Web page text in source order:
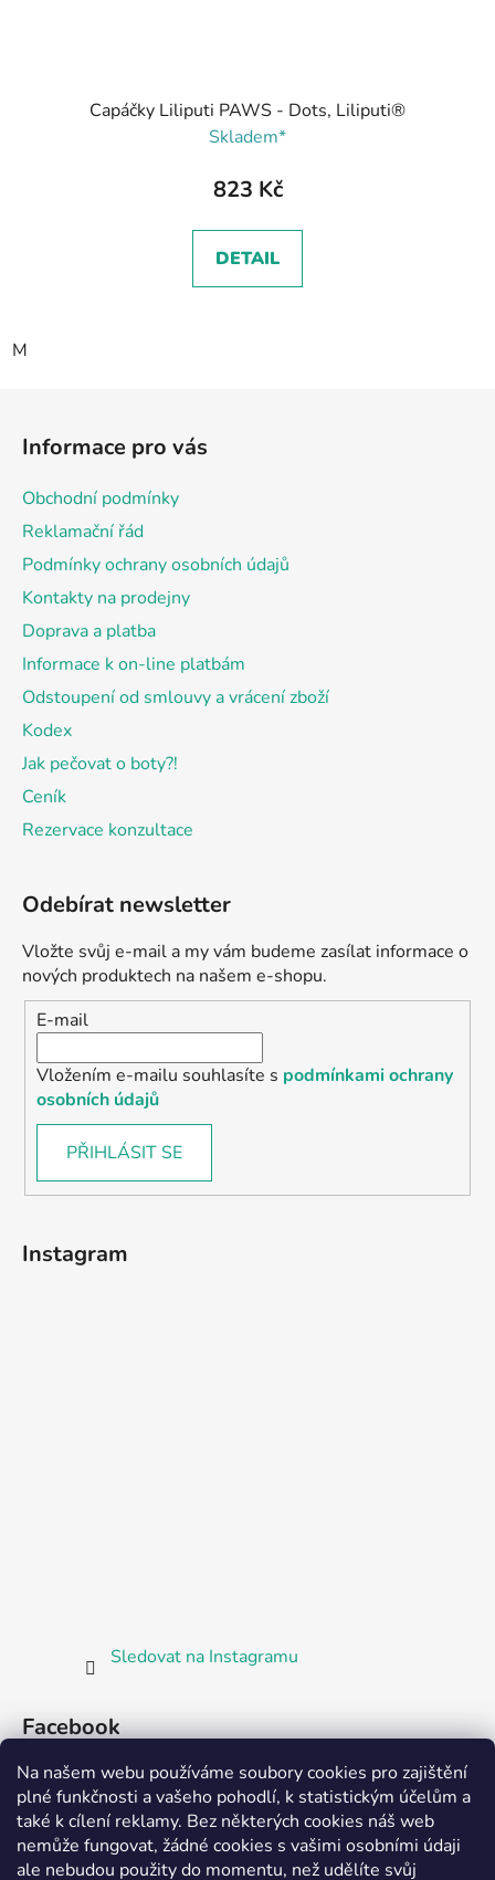
Na našem webu používáme soubory cookies pro zajištění
plné funkčnosti a vašeho pohodlí, k statistickým účelům a
také k cílení reklamy. Bez některých cookies náš web
nemůže fungovat, žádné cookies s vašimi osobními údaji
ale nebudou použity do momentu, než udělíte svůj
Capáčky Liliputi PAWS - Dots, Liliputi®
Skladem*
823 Kč
DETAIL
M
Informace pro vás
Obchodní podmínky
Reklamační řád
Podmínky ochrany osobních údajů
Kontakty na prodejny
Doprava a platba
Informace k on-line platbám
Odstoupení od smlouvy a vrácení zboží
Kodex
Jak pečovat o boty?!
Ceník
Rezervace konzultace
Odebírat newsletter
Vložte svůj e-mail a my vám budeme zasílat informace o
nových produktech na našem e-shopu.
E-mail
Vložením e-mailu souhlasíte s podmínkami ochrany
osobních údajů
PŘIHLÁSIT SE
Instagram
Sledovat na Instagramu
Facebook